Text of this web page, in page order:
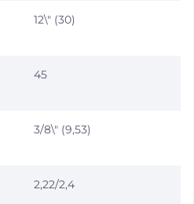
12\" (30)
45
3/8\" (9,53)
2,22/2,4